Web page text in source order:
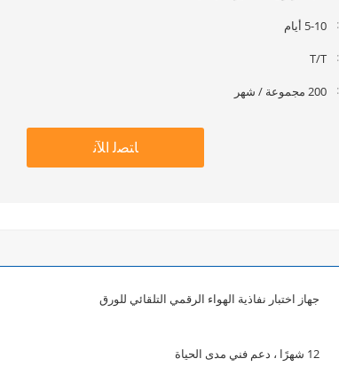
5-10 أيام
T/T
200 مجموعة / شهر
ﺎﺘﺼﻟ ﺍﻶﻧ
جهاز اختبار نفاذية الهواء الرقمي التلقائي للورق
12 شهرًا ، دعم فني مدى الحياة